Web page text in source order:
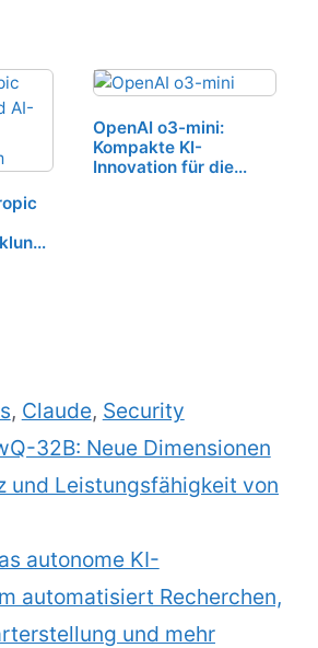
OpenAI o3-mini:
Kompakte KI-
Innovation für die
, Claude, Security
32B: Neue Dimensionen
und Leistungsfähigkeit von
autonome KI-
automatisiert Recherchen,
und mehr